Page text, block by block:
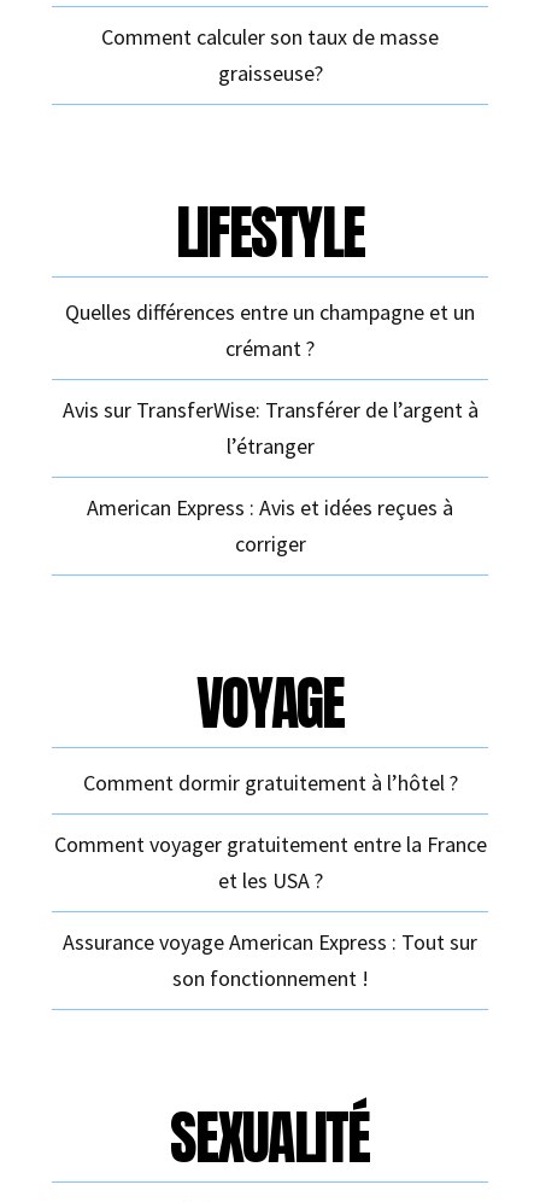
Comment calculer son taux de masse
graisseuse?
LIFESTYLE
Quelles différences entre un champagne et un
crémant ?
Avis sur TransferWise: Transférer de l’argent à
l’étranger
American Express : Avis et idées reçues à
corriger
VOYAGE
Comment dormir gratuitement à l’hôtel ?
Comment voyager gratuitement entre la France
et les USA ?
Assurance voyage American Express : Tout sur
son fonctionnement !
SEXUALITÉ